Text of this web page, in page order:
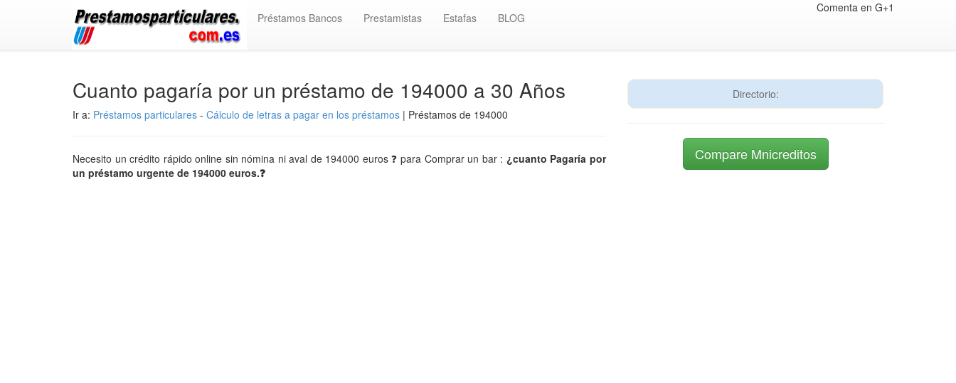
Préstamos Bancos Prestamistas Estafas BLOG
Comenta en G+1
Cuanto pagaría por un préstamo de 194000 a 30 Años
Ir a: Préstamos particulares - Cálculo de letras a pagar en los préstamos | Préstamos de 194000
Necesito un crédito rápido online sin nómina ni aval de 194000 euros ❓ para Comprar un bar : ¿cuanto Pagaría por
un préstamo urgente de 194000 euros.❓
Directorio:
Compare Mnicreditos